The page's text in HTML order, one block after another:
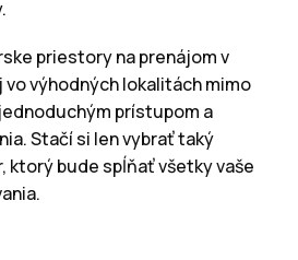
priestory na prenájom v
výhodných lokalitách mimo
prístupom a
Stačí si len vybrať taký
ktorý bude spĺňať všetky vaše